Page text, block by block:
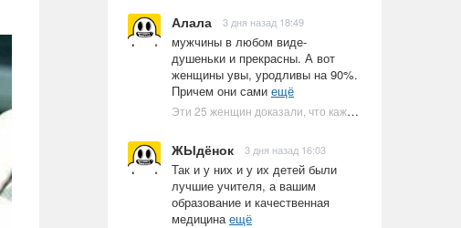
Алала 3 дня назад 18:49
мужчины в любом виде-
душеньки и прекрасны. А вот
женщины увы, уродливы на 90%.
Причем они сами ещё
Эти 25 женщин доказали, что каждое тело имеет право быть в бикини
ЖЫдёнок 3 дня назад 16:03
Так и у них и у их детей были
лучшие учителя, а вашим
образование и качественная
медицинаещё